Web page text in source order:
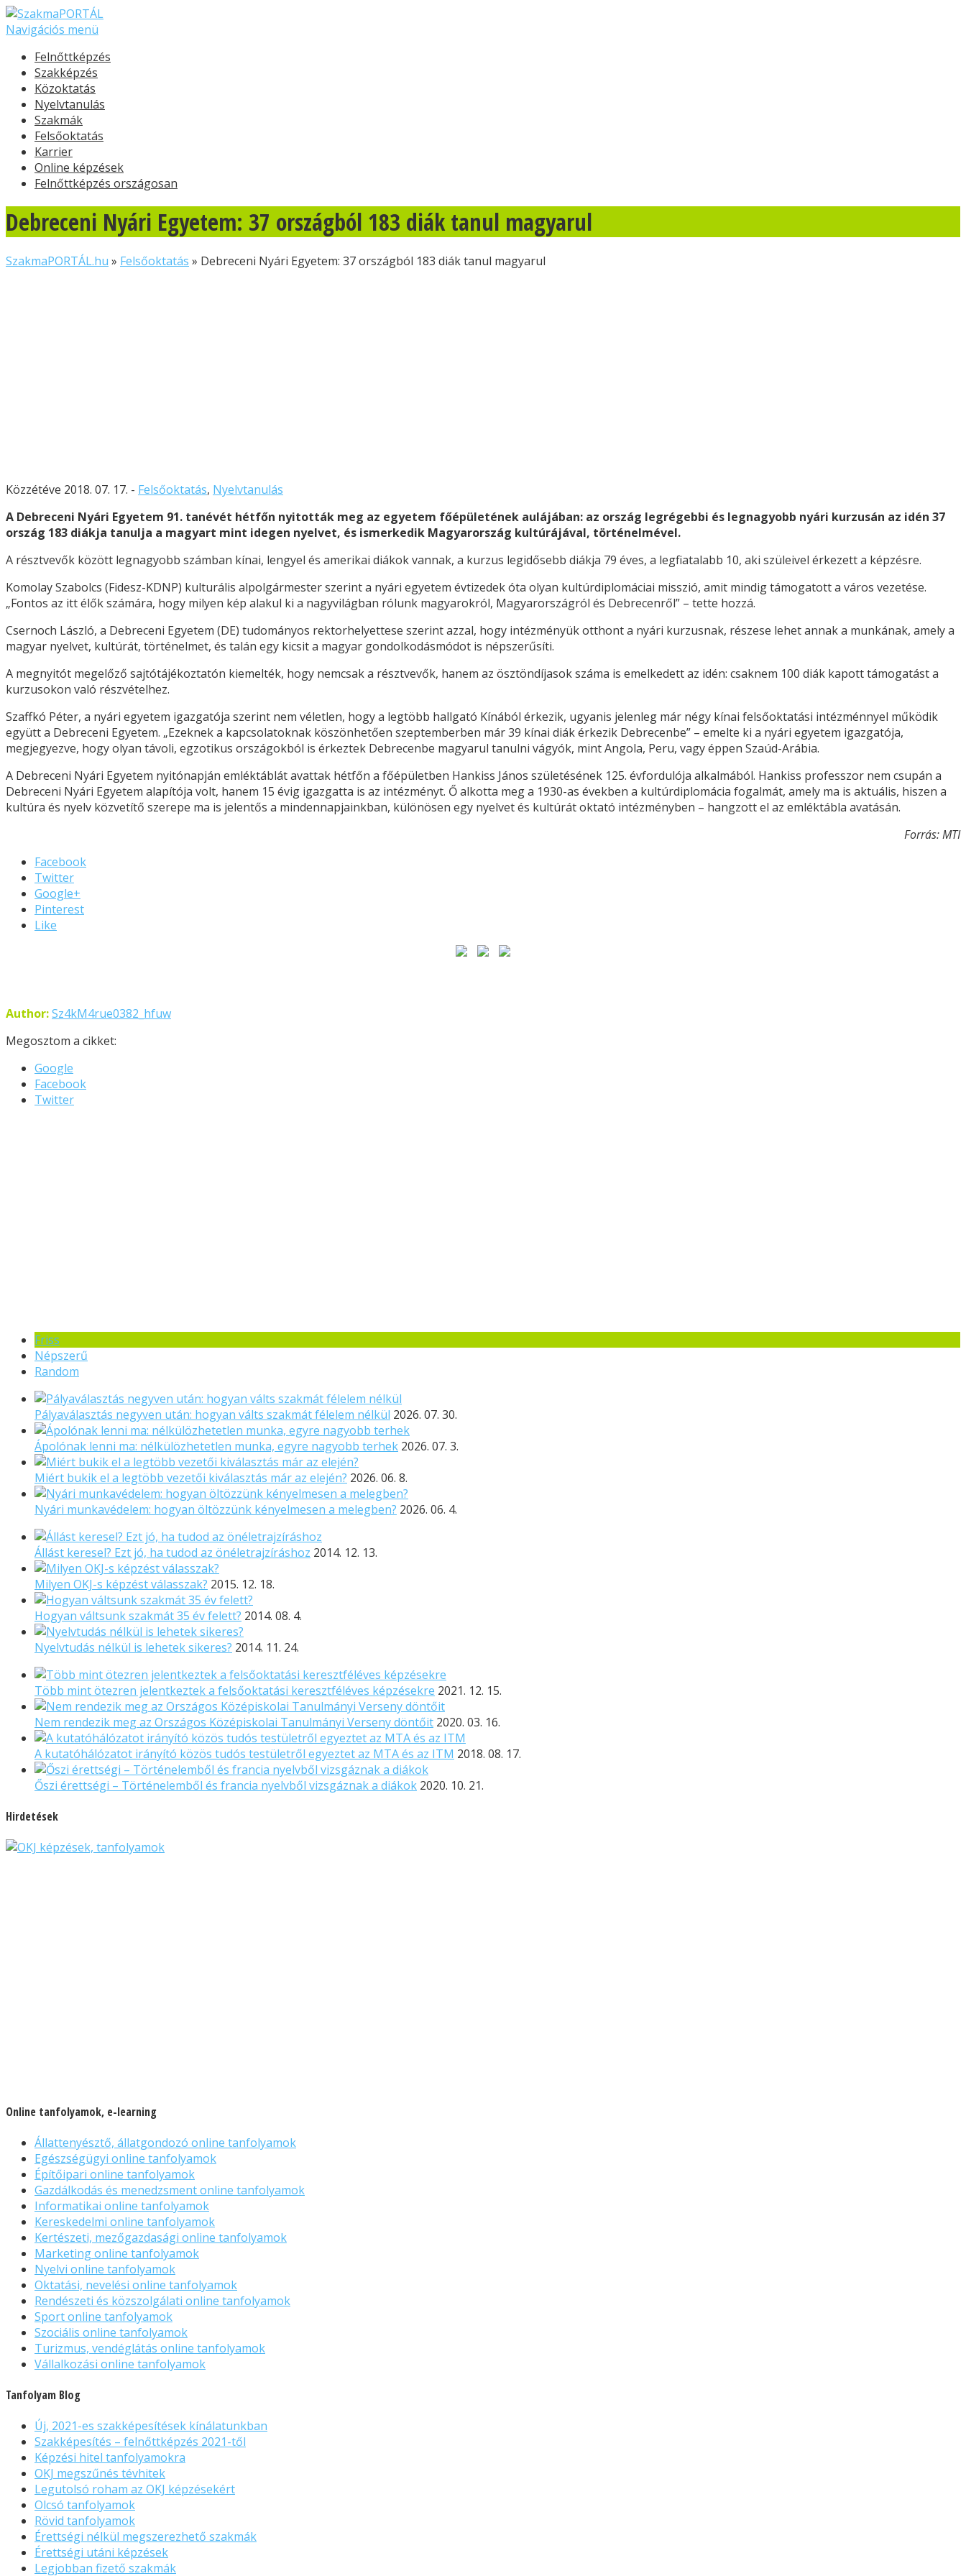
Navigációs menü
Felnőttképzés
Szakképzés
Közoktatás
Nyelvtanulás
Szakmák
Felsőoktatás
Karrier
Online képzések
Felnőttképzés országosan
Debreceni Nyári Egyetem: 37 országból 183 diák tanul magyarul
SzakmaPORTÁL.hu » Felsőoktatás » Debreceni Nyári Egyetem: 37 országból 183 diák tanul magyarul
Közzétéve 2018. 07. 17. - Felsőoktatás, Nyelvtanulás
A Debreceni Nyári Egyetem 91. tanévét hétfőn nyitották meg az egyetem főépületének aulájában: az ország legrégebbi és legnagyobb nyári kurzusán az idén 37
ország 183 diákja tanulja a magyart mint idegen nyelvet, és ismerkedik Magyarország kultúrájával, történelmével.
A résztvevők között legnagyobb számban kínai, lengyel és amerikai diákok vannak, a kurzus legidősebb diákja 79 éves, a legfiatalabb 10, aki szüleivel érkezett a képzésre.
Komolay Szabolcs (Fidesz-KDNP) kulturális alpolgármester szerint a nyári egyetem évtizedek óta olyan kultúrdiplomáciai misszió, amit mindig támogatott a város vezetése.
„Fontos az itt élők számára, hogy milyen kép alakul ki a nagyvilágban rólunk magyarokról, Magyarországról és Debrecenről” – tette hozzá.
Csernoch László, a Debreceni Egyetem (DE) tudományos rektorhelyettese szerint azzal, hogy intézményük otthont a nyári kurzusnak, részese lehet annak a munkának, amely a
magyar nyelvet, kultúrát, történelmet, és talán egy kicsit a magyar gondolkodásmódot is népszerűsíti.
A megnyitót megelőző sajtótájékoztatón kiemelték, hogy nemcsak a résztvevők, hanem az ösztöndíjasok száma is emelkedett az idén: csaknem 100 diák kapott támogatást a
kurzusokon való részvételhez.
Szaffkó Péter, a nyári egyetem igazgatója szerint nem véletlen, hogy a legtöbb hallgató Kínából érkezik, ugyanis jelenleg már négy kínai felsőoktatási intézménnyel működik
együtt a Debreceni Egyetem. „Ezeknek a kapcsolatoknak köszönhetően szeptemberben már 39 kínai diák érkezik Debrecenbe” – emelte ki a nyári egyetem igazgatója,
megjegyezve, hogy olyan távoli, egzotikus országokból is érkeztek Debrecenbe magyarul tanulni vágyók, mint Angola, Peru, vagy éppen Szaúd-Arábia.
A Debreceni Nyári Egyetem nyitónapján emléktáblát avattak hétfőn a főépületben Hankiss János születésének 125. évfordulója alkalmából. Hankiss professzor nem csupán a
Debreceni Nyári Egyetem alapítója volt, hanem 15 évig igazgatta is az intézményt. Ő alkotta meg a 1930-as években a kultúrdiplomácia fogalmát, amely ma is aktuális, hiszen a
kultúra és nyelv közvetítő szerepe ma is jelentős a mindennapjainkban, különösen egy nyelvet és kultúrát oktató intézményben – hangzott el az emléktábla avatásán.
Forrás: MTI
Facebook
Twitter
Google+
Pinterest
Like
Author:Sz4kM4rue0382_hfuw
Megosztom a cikket:
Google
Facebook
Twitter
Friss
Népszerű
Random
Pályaválasztás negyven után: hogyan válts szakmát félelem nélkül 2026. 07. 30.
Ápolónak lenni ma: nélkülözhetetlen munka, egyre nagyobb terhek 2026. 07. 3.
Miért bukik el a legtöbb vezetői kiválasztás már az elején? 2026. 06. 8.
Nyári munkavédelem: hogyan öltözzünk kényelmesen a melegben? 2026. 06. 4.
Állást keresel? Ezt jó, ha tudod az önéletrajzíráshoz 2014. 12. 13.
Milyen OKJ-s képzést válasszak? 2015. 12. 18.
Hogyan váltsunk szakmát 35 év felett? 2014. 08. 4.
Nyelvtudás nélkül is lehetek sikeres? 2014. 11. 24.
Több mint ötezren jelentkeztek a felsőoktatási keresztféléves képzésekre 2021. 12. 15.
Nem rendezik meg az Országos Középiskolai Tanulmányi Verseny döntőit 2020. 03. 16.
A kutatóhálózatot irányító közös tudós testületről egyeztet az MTA és az ITM 2018. 08. 17.
Őszi érettségi – Történelemből és francia nyelvből vizsgáznak a diákok 2020. 10. 21.
Hirdetések
Online tanfolyamok, e-learning
Állattenyésztő, állatgondozó online tanfolyamok
Egészségügyi online tanfolyamok
Építőipari online tanfolyamok
Gazdálkodás és menedzsment online tanfolyamok
Informatikai online tanfolyamok
Kereskedelmi online tanfolyamok
Kertészeti, mezőgazdasági online tanfolyamok
Marketing online tanfolyamok
Nyelvi online tanfolyamok
Oktatási, nevelési online tanfolyamok
Rendészeti és közszolgálati online tanfolyamok
Sport online tanfolyamok
Szociális online tanfolyamok
Turizmus, vendéglátás online tanfolyamok
Vállalkozási online tanfolyamok
Tanfolyam Blog
Új, 2021-es szakképesítések kínálatunkban
Szakképesítés – felnőttképzés 2021-től
Képzési hitel tanfolyamokra
OKJ megszűnés tévhitek
Legutolsó roham az OKJ képzésekért
Olcsó tanfolyamok
Rövid tanfolyamok
Érettségi nélkül megszerezhető szakmák
Érettségi utáni képzések
Legjobban fizető szakmák